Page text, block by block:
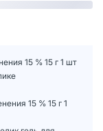
15 % 15 г 1 шт
15 % 15 г 1